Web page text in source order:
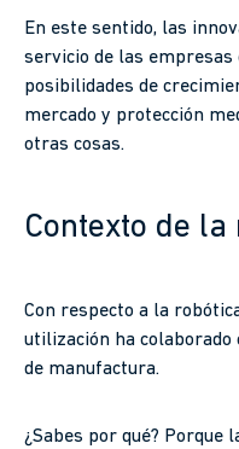
En este sentido, las
servicio de las
posibilidades de
mercado y protección
otras cosas.
Contexto de
Con respecto a la
utilización ha colaborado
de manufactura.
¿Sabes por qué? Porque